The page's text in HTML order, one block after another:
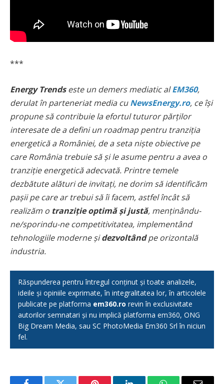
***
Energy Trendseste un demers mediatic alEM360,
derulat în parteneriat media cuNewsEnergy.ro, ce își
propune să contribuie la efortul tuturor părților
interesate de a defini un roadmap pentru tranziția
energetică a României, de a seta niște obiective pe
care România trebuie să și le asume pentru a avea o
tranziție energetică adecvată. Printre temele
dezbătute alături de invitați, ne dorim să identificăm
pașii pe care ar trebui să îi facem, astfel încât să
realizăm o tranziție optimă și justă, menținându-
ne/sporindu-ne competitivitatea, implementând
tehnologiile moderne șidezvoltândpe orizontală
industria.
Răspunderea pentru întregul conținut și toate analizele,
ideile și opiniile exprimate, în integralitatea lor, în articolele
publicate pe platforma em360.ro revin în exclusivitate
autorilor semnatari și nu implică platforma em360, ONG
Big Dream Media, sau SC PhotoMedia Em360 Srl în niciun
fel.